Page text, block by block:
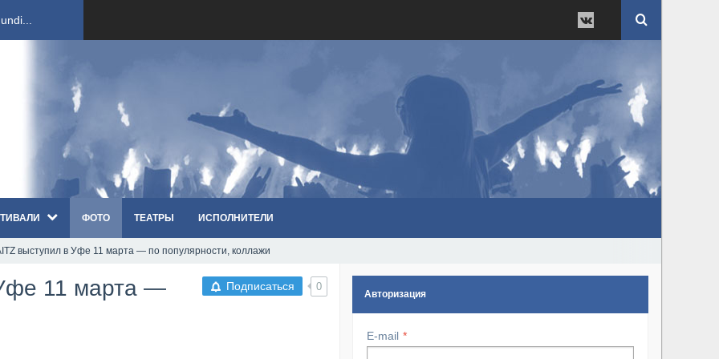
ко...
«Th...
«...
ФОТО ТЕАТРЫ ИСПОЛНИТЕЛИ
выступил в Уфе 11 марта — по популярности, коллажи
Подписаться 0
11 марта —
Авторизация
E-mail